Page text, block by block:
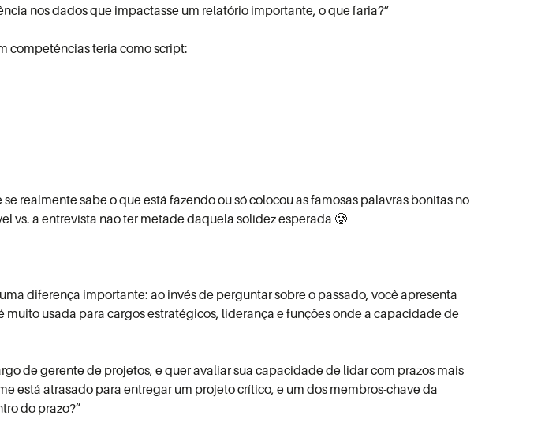
nos dados que impactasse um relatório importante, o que faria?”
competências teria comoscript:
realmente sabe o que está fazendo ou só colocou as famosas palavras bonitas no
vs. a entrevista não ter metade daquela solidez esperada 🥲
diferença importante: ao invés de perguntar sobre o passado, você apresenta
muito usada para cargos estratégicos, liderança e funções onde a capacidade de
de gerente de projetos, e quer avaliar sua capacidade de lidar com prazos mais
está atrasado para entregar um projeto crítico, e um dos membros-chave da
do prazo?”